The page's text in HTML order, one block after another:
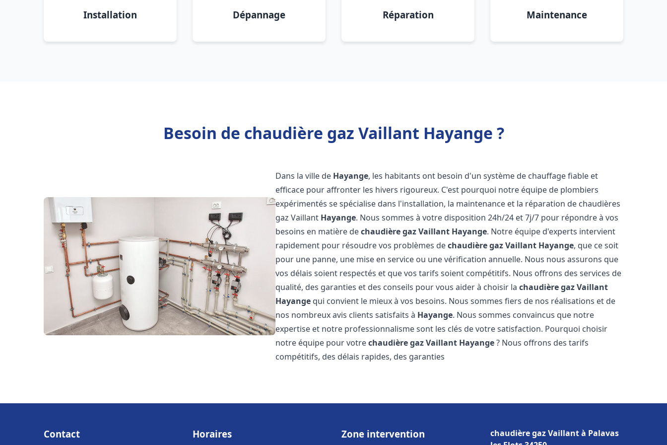
Installation Dépannage Réparation Maintenance
Besoin de chaudière gaz Vaillant Hayange ?
Dans la ville de Hayange, les habitants ont besoin d'un système de chauffage fiable et
efficace pour affronter les hivers rigoureux. C'est pourquoi notre équipe de plombiers
expérimentés se spécialise dans l'installation, la maintenance et la réparation de chaudières
gaz Vaillant Hayange. Nous sommes à votre disposition 24h/24 et 7j/7 pour répondre à vos
besoins en matière dechaudière gaz Vaillant Hayange. Notre équipe d'experts intervient
rapidement pour résoudre vos problèmes dechaudière gaz Vaillant Hayange, que ce soit
pour une panne, une mise en service ou une vérification annuelle. Nous nous assurons que
vos délais soient respectés et que vos tarifs soient compétitifs. Nous offrons des services de
qualité, des garanties et des conseils pour vous aider à choisir lachaudière gaz Vaillant
Hayange qui convient le mieux à vos besoins. Nous sommes fiers de nos réalisations et de
nos nombreux avis clients satisfaits à Hayange. Nous sommes convaincus que notre
expertise et notre professionnalisme sont les clés de votre satisfaction. Pourquoi choisir
notre équipe pour votrechaudière gaz Vaillant Hayange? Nous offrons des tarifs
compétitifs, des délais rapides, des garanties
Contact Horaires Zone intervention
chaudière gaz Vaillant à Palavas